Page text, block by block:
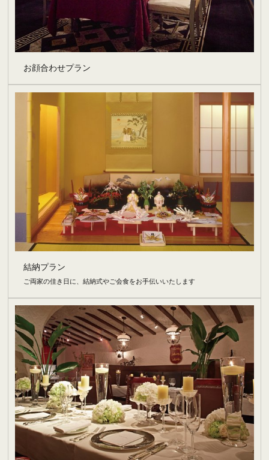
お顔合わせプラン
結納プラン
ご両家の佳き日に、結納式やご会食をお手伝いいたします